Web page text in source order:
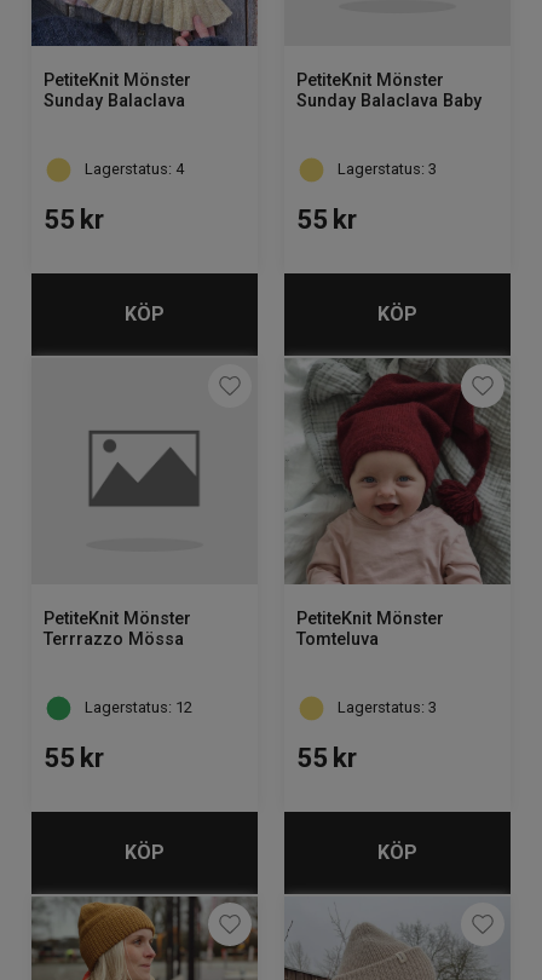
PetiteKnit Mönster
Sunday Balaclava
Lagerstatus: 4
55 kr
KÖP
PetiteKnit Mönster
Sunday Balaclava Baby
Lagerstatus: 3
55 kr
KÖP
PetiteKnit Mönster
Terrrazzo Mössa
Lagerstatus: 12
55 kr
KÖP
PetiteKnit Mönster
Tomteluva
Lagerstatus: 3
55 kr
KÖP